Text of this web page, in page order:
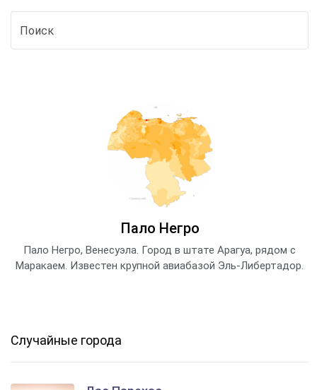
Пало Негро
Пало Негро, Венесуэла. Город в штате Арагуа, рядом с
Маракаем. Известен крупной авиабазой Эль-Либертадор.
Случайные города